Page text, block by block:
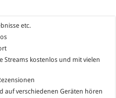
etc.
Streams kostenlos und mit vielen
auf verschiedenen Geräten hören